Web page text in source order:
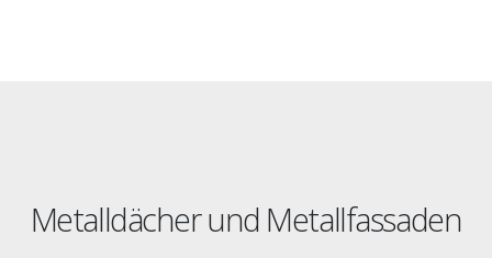
Metalldächer und Metallfassaden